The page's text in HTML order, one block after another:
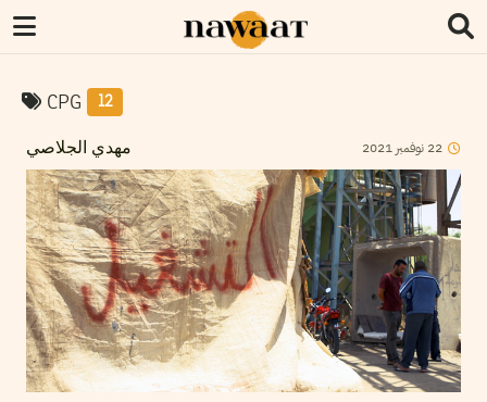
CPG 12
مهدي الجلاصي 22 نوفمبر 2021